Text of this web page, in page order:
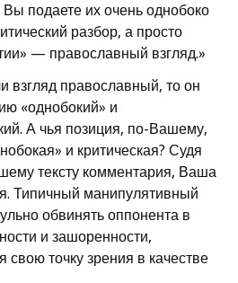
подаете их очень однобоко
разбор, а просто
— православный взгляд.»
взгляд православный, то он
«однобокий» и
А чья позиция, по-Вашему,
и критическая? Судя
тексту комментария, Ваша
Типичный манипулятивный
обвинять оппонента в
и зашоренности,
свою точку зрения в качестве